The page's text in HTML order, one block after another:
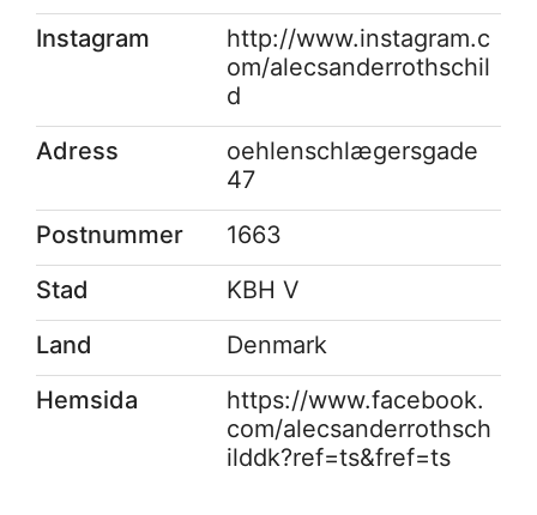
Instagram
http://www.instagram.c
om/alecsanderrothschil
d
Adress
oehlenschlægersgade
47
Postnummer
1663
Stad
KBH V
Land
Denmark
Hemsida
https://www.facebook.
com/alecsanderrothsch
ilddk?ref=ts&fref=ts